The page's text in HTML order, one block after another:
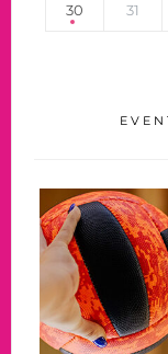
30 31